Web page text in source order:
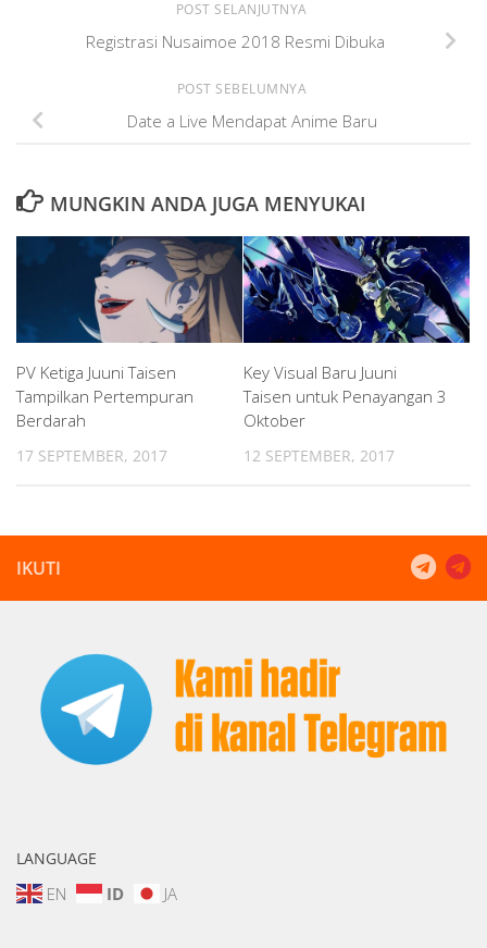
POST SELANJUTNYA
Registrasi Nusaimoe 2018 Resmi Dibuka
POST SEBELUMNYA
Date a Live Mendapat Anime Baru
MUNGKIN ANDA JUGA MENYUKAI
PV Ketiga Juuni Taisen
Tampilkan Pertempuran
Berdarah
17 SEPTEMBER, 2017
Key Visual Baru Juuni
Taisen untuk Penayangan 3
Oktober
12 SEPTEMBER, 2017
IKUTI
LANGUAGE
EN ID JA